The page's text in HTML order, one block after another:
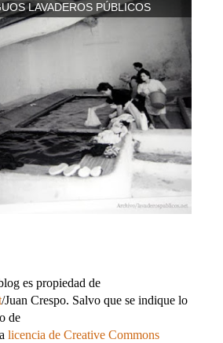
LAVADEROS PÚBLICOS
es propiedad de
/Juan Crespo. Salvo que se indique lo
de
licencia de Creative Commons